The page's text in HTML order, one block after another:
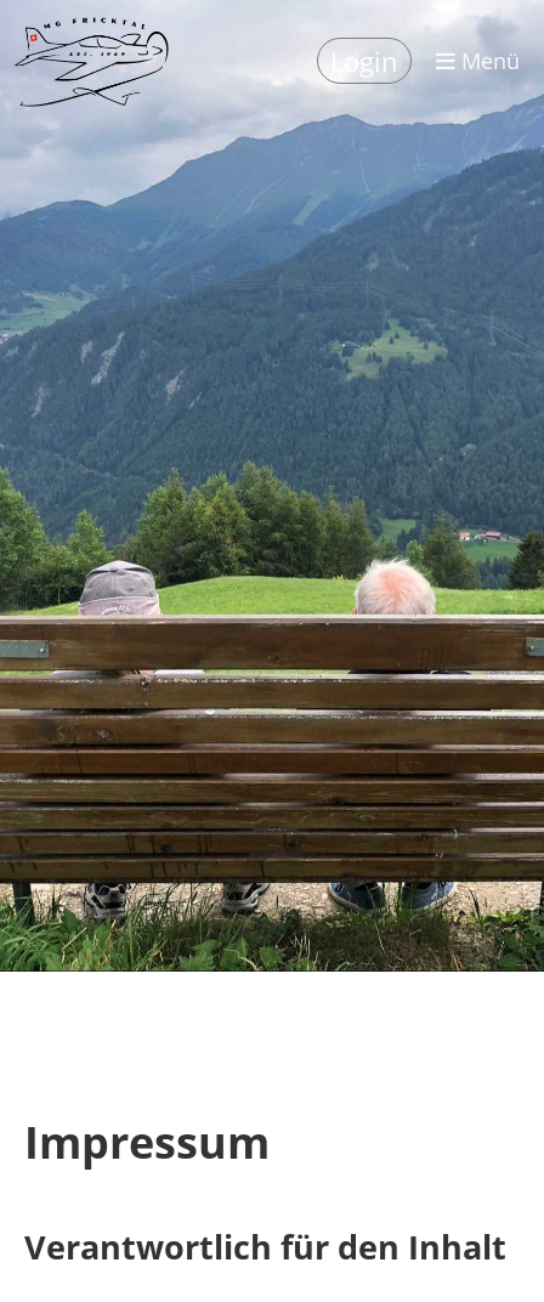
Login Menü
Impressum
Verantwortlich für den Inhalt